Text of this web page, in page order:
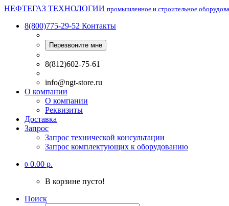
НЕФТЕГАЗ ТЕХНОЛОГИИ промышленное и строительное
8(800)775-29-52 Контакты
Перезвоните мне
8(812)602-75-61
info@ngt-store.ru
О компании
О компании
Реквизиты
Доставка
Запрос
Запрос технической консультации
Запрос комплектующих к оборудованию
0 0.00 р.
В корзине пусто!
Поиск